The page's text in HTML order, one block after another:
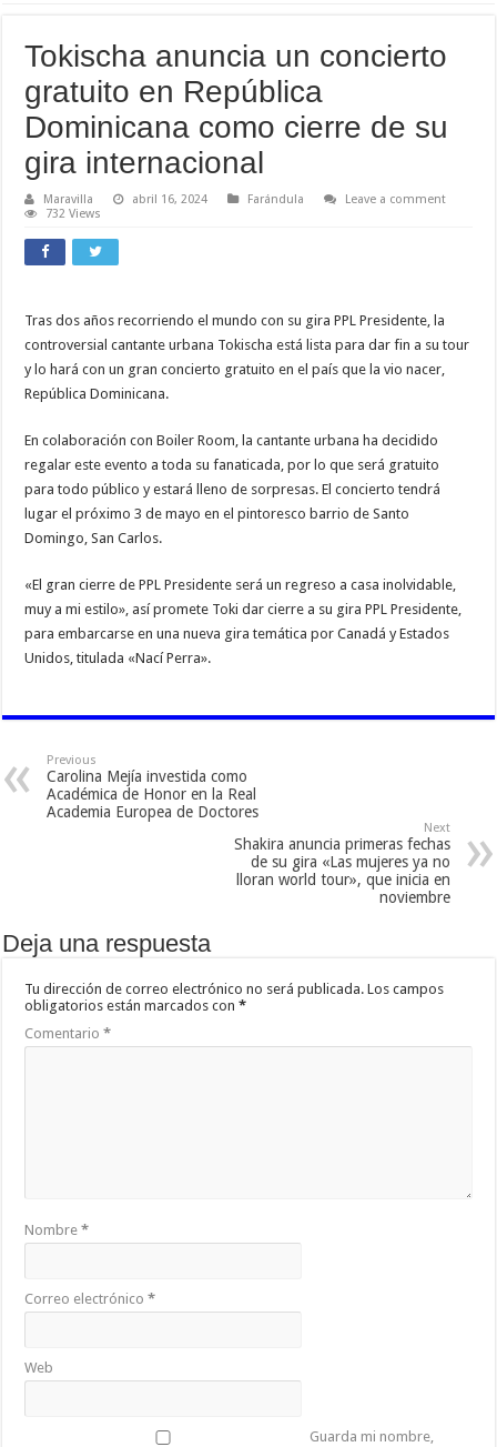
Tokischa anuncia un concierto
gratuito en República
Dominicana como cierre de su
gira internacional
Maravilla abril 16, 2024 Farándula
Leave a comment
732 Views
Tras dos años recorriendo el mundo con su gira PPL Presidente, la
controversial cantante urbana Tokischa está lista para dar fin a su tour
y lo hará con un gran concierto gratuito en el país que la vio nacer,
República Dominicana.
En colaboración con Boiler Room, la cantante urbana ha decidido
regalar este evento a toda su fanaticada, por lo que será gratuito
para todo público y estará lleno de sorpresas. El concierto tendrá
lugar el próximo 3 de mayo en el pintoresco barrio de Santo
Domingo, San Carlos.
«El gran cierre de PPL Presidente será un regreso a casa inolvidable,
muy a mi estilo», así promete Toki dar cierre a su gira PPL Presidente,
para embarcarse en una nueva gira temática por Canadá y Estados
Unidos, titulada «Nací Perra».
Previous
Carolina Mejía investida como
Académica de Honor en la Real
Academia Europea de Doctores
Next
Shakira anuncia primeras fechas
de su gira «Las mujeres ya no
lloran world tour», que inicia en
noviembre
Deja una respuesta
Tu dirección de correo electrónico no será publicada. Los campos
obligatorios están marcados con*
Comentario*
Nombre*
Correo electrónico*
Web
Guarda mi nombre,